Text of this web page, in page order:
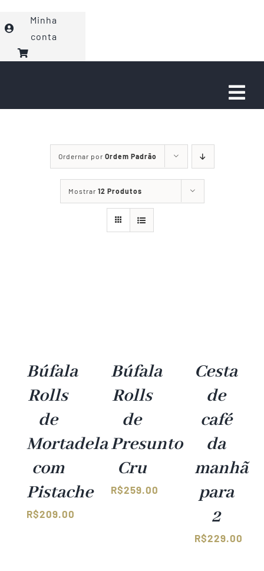
para
conteúdo
Minha
conta
Eventos
Sobre nós
Ordernar por Ordem Padrão
Mostrar 12 Produtos
Búfala
Rolls
de
Mortadela
com
Pistache
R$209.00
Búfala
Rolls
de
Presunto
Cru
R$259.00
Cesta
de
café
da
manhã
para
2
R$229.00